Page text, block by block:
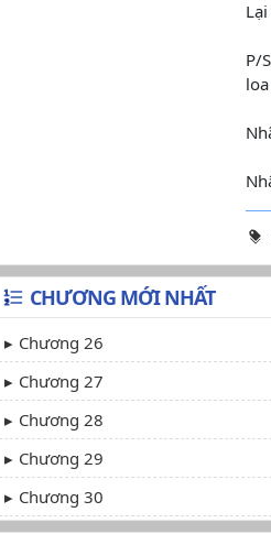
P/
CHƯƠNG MỚI NHẤT
Chương 26
Chương 27
Chương 28
Chương 29
Chương 30